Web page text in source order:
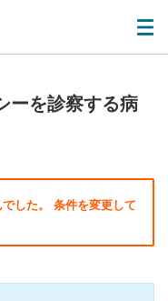
ーを診察する病
した。 条件を変更して